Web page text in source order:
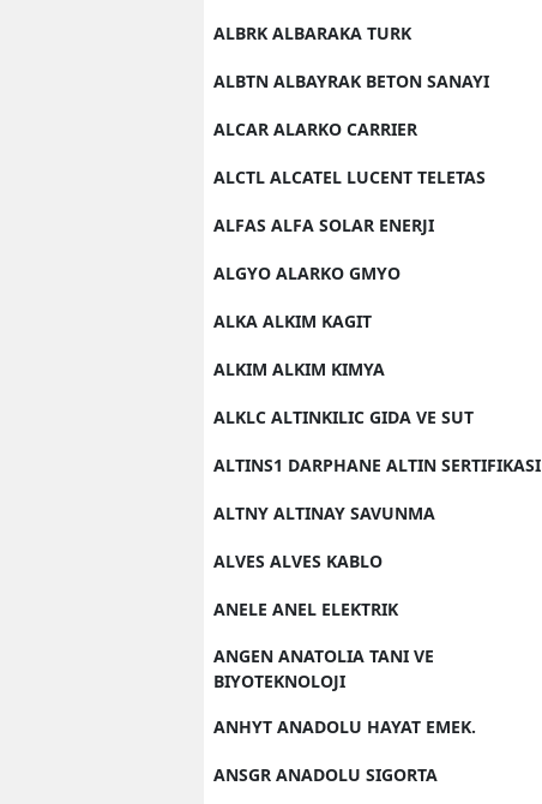
ALBRK ALBARAKA TURK
ALBTN ALBAYRAK BETON SANAYI
ALCAR ALARKO CARRIER
ALCTL ALCATEL LUCENT TELETAS
ALFAS ALFA SOLAR ENERJI
ALGYO ALARKO GMYO
ALKA ALKIM KAGIT
ALKIM ALKIM KIMYA
ALKLC ALTINKILIC GIDA VE SUT
ALTINS1 DARPHANE ALTIN SERTIFIKASI
ALTNY ALTINAY SAVUNMA
ALVES ALVES KABLO
ANELE ANEL ELEKTRIK
ANGEN ANATOLIA TANI VE
BIYOTEKNOLOJI
ANHYT ANADOLU HAYAT EMEK.
ANSGR ANADOLU SIGORTA